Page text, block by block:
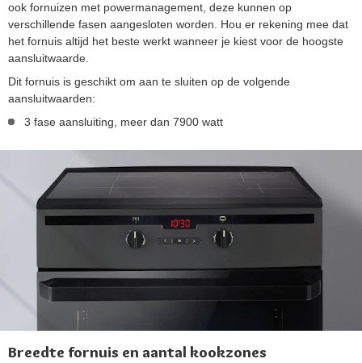
ook fornuizen met powermanagement, deze kunnen op
verschillende fasen aangesloten worden. Hou er rekening mee dat
het fornuis altijd het beste werkt wanneer je kiest voor de hoogste
aansluitwaarde.
Dit fornuis is geschikt om aan te sluiten op de volgende
aansluitwaarden:
3 fase aansluiting, meer dan 7900 watt
Breedte fornuis en aantal kookzones